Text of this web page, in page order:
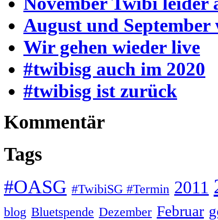
August und
Wir gehen wieder live
#twibisg auch im 2020
#twibisg ist zurück
Kommentär
Tags
#OASG #TwibiSG #Termin 2011
blog Bluetspende Dezember Februar